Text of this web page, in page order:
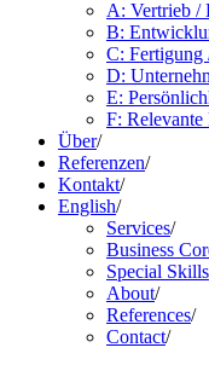
A: Vertrieb /
B:
C:
D:
E:
F: Relevante
Über/
Referenzen/
Kontakt/
English/
Services/
Business
Special Skills
About/
References/
Contact/